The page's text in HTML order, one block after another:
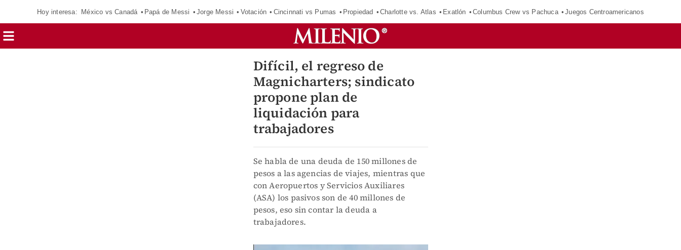
Hoy interesa: México vs Canadá Papá de Messi Jorge Messi Votación Cincinnati vs Pumas Propiedad Charlotte vs. Atlas Exatlón Columbus Crew vs Pachuca Juegos Centroamericanos
Difícil, el regreso de
Magnicharters; sindicato
propone plan de
liquidación para
trabajadores
Se habla de una deuda de 150 millones de
pesos a las agencias de viajes, mientras que
con Aeropuertos y Servicios Auxiliares
(ASA) los pasivos son de 40 millones de
pesos, eso sin contar la deuda a
trabajadores.